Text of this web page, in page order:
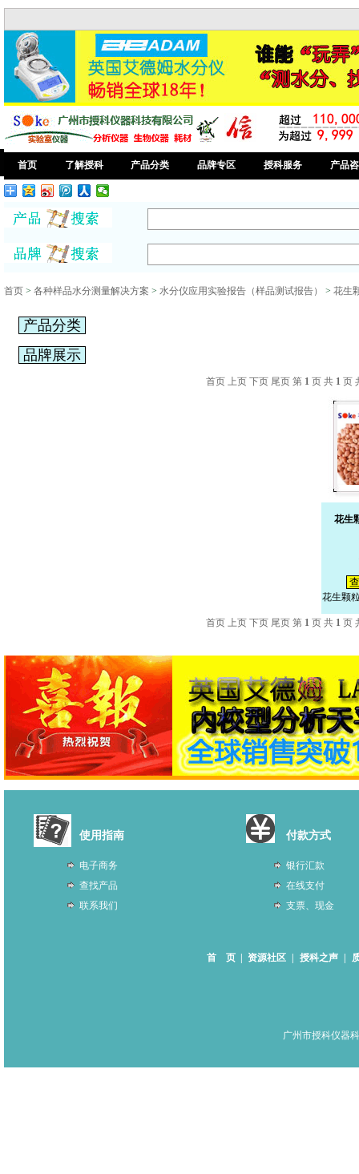
首页 了解授科 产品分类 品牌专区 授科服务 产品
首页> 各种样品水分测量解决方案 > 水分仪应用实验报告（样品测试报告） > 花生
产品分类
品牌展示
首页 上页 下页 尾页 第 1 页 共 1 页
花生
花生颗
首页 上页 下页 尾页 第 1 页 共 1 页
使用指南
电子商务
查找产品
联系我们
付款方式
银行汇款
在线支付
支票、现金
首 页 资源社区 授科之声
广州市授科仪器